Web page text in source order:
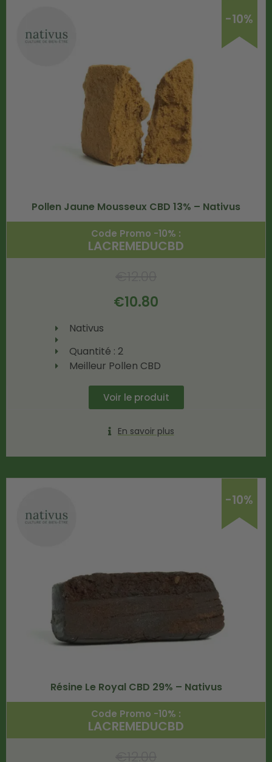
-10%
Pollen Jaune Mousseux CBD 13% – Nativus
Code Promo -10% :
LACREMEDUCBD
€10.80
Nativus
Quantité : 2
Meilleur Pollen CBD
Voir le produit
En savoir plus
-10%
Résine Le Royal CBD 29% – Nativus
Code Promo -10% :
LACREMEDUCBD